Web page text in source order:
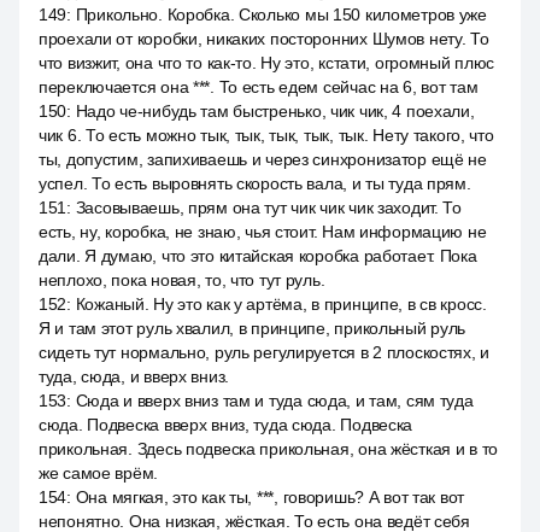
149: Прикольно. Коробка. Сколько мы 150 километров уже
проехали от коробки, никаких посторонних Шумов нету. То
что визжит, она что то как-то. Ну это, кстати, огромный плюс
переключается она ***. То есть едем сейчас на 6, вот там
150: Надо че-нибудь там быстренько, чик чик, 4 поехали,
чик 6. То есть можно тык, тык, тык, тык, тык. Нету такого, что
ты, допустим, запихиваешь и через синхронизатор ещё не
успел. То есть выровнять скорость вала, и ты туда прям.
151 : Засовываешь, прям она тут чик чик чик заходит. То
есть, ну, коробка, не знаю, чья стоит. Нам информацию не
дали. Я думаю, что это китайская коробка работает. Пока
неплохо, пока новая, то, что тут руль.
152: Кожаный. Ну это как у артёма, в принципе, в св кросс.
Я и там этот руль хвалил, в принципе, прикольный руль
сидеть тут нормально, руль регулируется в 2 плоскостях, и
туда, сюда, и вверх вниз.
153: Сюда и вверх вниз там и туда сюда, и там, сям туда
сюда. Подвеска вверх вниз, туда сюда. Подвеска
прикольная. Здесь подвеска прикольная, она жёсткая и в то
же самое врём.
154: Она мягкая, это как ты, ***, говоришь? А вот так вот
непонятно. Она низкая, жёсткая. То есть она ведёт себя